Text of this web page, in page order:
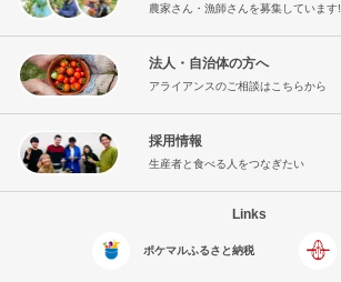
農家さん・漁師さんを募集しています!
法人・自治体の方へ
アライアンスのご相談はこちらから
採用情報
生産者と食べる人をつなぎたい
Links
ポケマルふるさと納税